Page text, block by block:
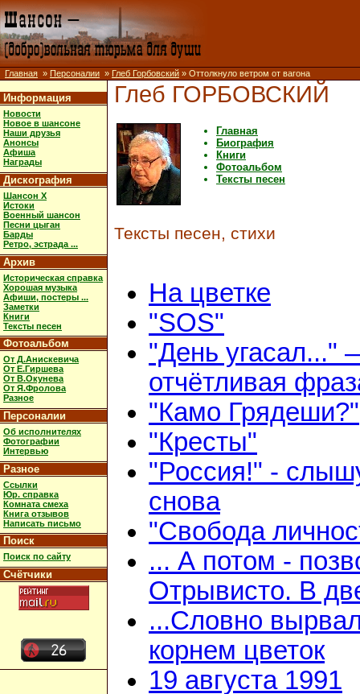
Главная » Персоналии » Глеб Горбовский » Оттолкнуло ветром от вагона
Информация
Новости
Новое в шансоне
Наши друзья
Анонсы
Афиша
Награды
Дискография
Шансон X
Истоки
Военный шансон
Песни цыган
Барды
Ретро, эстрада ...
Архив
Историческая справка
Хорошая музыка
Афиши, постеры ...
Заметки
Книги
Тексты песен
Фотоальбом
От Д.Анискевича
От Е.Гиршева
От В.Окунева
От Я.Фролова
Разное
Персоналии
Об исполнителях
Фотографии
Интервью
Разное
Ссылки
Юр. справка
Комната смеха
Книга отзывов
Написать письмо
Поиск
Поиск по сайту
Счётчики
Глеб ГОРБОВСКИЙ
Главная
Биография
Книги
Фотоальбом
Тексты песен
Тексты песен, стихи
На цветке
"SOS"
"День угасал..."
отчётливая
"Камо Грядеши?"
"Кресты"
"Россия!" -
снова
"Свобода
... А потом -
Отрывисто. В
...Словно
корнем цветок
19 августа 1991